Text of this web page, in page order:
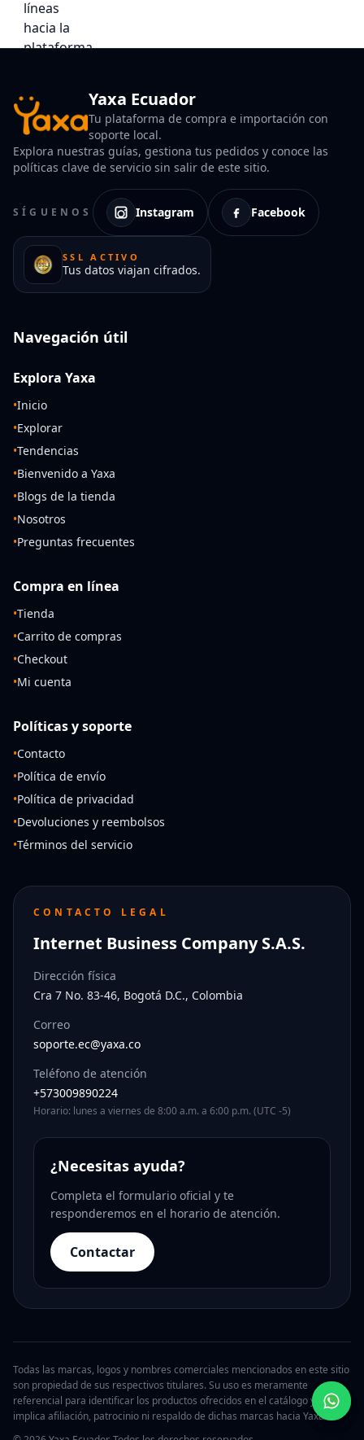
Yaxa Ecuador
Tu plataforma de compra e importación con
soporte local.
Explora nuestras guías, gestiona tus pedidos y conoce las
políticas clave de servicio sin salir de este sitio.
SÍGUENOS Instagram Facebook
SSL ACTIVO
Tus datos viajan cifrados.
Navegación útil
Explora Yaxa
•Inicio
•Explorar
•Tendencias
•Bienvenido a Yaxa
•Blogs de la tienda
•Nosotros
•Preguntas frecuentes
Compra en línea
•Tienda
•Carrito de compras
•Checkout
•Mi cuenta
Políticas y soporte
•Contacto
•Política de envío
•Política de privacidad
•Devoluciones y reembolsos
•Términos del servicio
CONTACTO LEGAL
Internet Business Company S.A.S.
Dirección física
Cra 7 No. 83-46, Bogotá D.C., Colombia
Correo
soporte.ec@yaxa.co
Teléfono de atención
+573009890224
Horario: lunes a viernes de 8:00 a.m. a 6:00 p.m. (UTC -5)
¿Necesitas ayuda?
Completa el formulario oficial y te
responderemos en el horario de atención.
Contactar
Todas las marcas, logos y nombres comerciales mencionados en este sitio
son propiedad de sus respectivos titulares. Su uso es meramente
referencial para identificar los productos ofrecidos en el catálogo y no
implica afiliación, patrocinio ni respaldo de dichas marcas hacia Yaxa.